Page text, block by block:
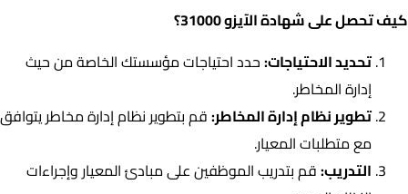
كيف تحصل على شهادة الآيزو 31000؟
تحديد الاحتياجات:حدد احتياجات مؤسستك الخاصة من حيث
إدارة المخاطر.
تطوير نظام إدارة المخاطر:قم بتطوير نظام إدارة مخاطر يتوافق
مع متطلبات المعيار.
التدريب:قم بتدريب الموظفين على مبادئ المعيار وإجراءات